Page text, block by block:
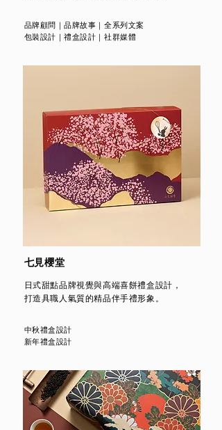
品牌顧問 ｜品牌故事 ｜全系列文案
包裝設計 ｜禮盒設計 ｜社群媒體
七見櫻堂
日式甜點品牌視覺與高端喜餅禮盒設計，
打造具職人氣質的精品伴手禮形象。
中秋禮盒設計
新年禮盒設計